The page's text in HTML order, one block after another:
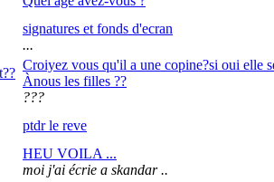
signatures et fonds d'ecran
...
Croiyez vous qu'il a une copine?si oui elle
Ànous les filles ??
???
ptdr le reve
HEU VOILA ...
moi j'ai écrie a skandar ..